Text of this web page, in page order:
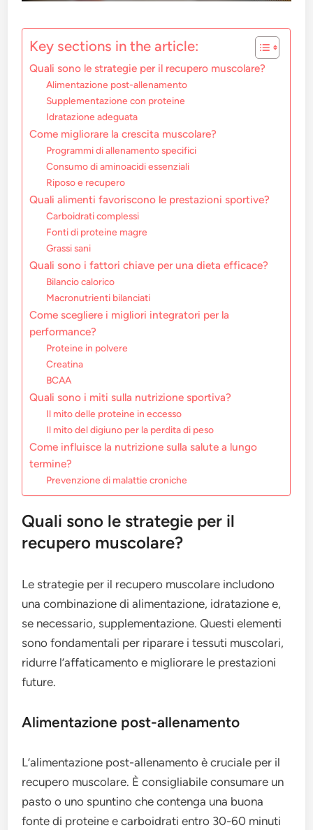
Key sections in the article:
Quali sono le strategie per il recupero muscolare?
Alimentazione post-allenamento
Supplementazione con proteine
Idratazione adeguata
Come migliorare la crescita muscolare?
Programmi di allenamento specifici
Consumo di aminoacidi essenziali
Riposo e recupero
Quali alimenti favoriscono le prestazioni sportive?
Carboidrati complessi
Fonti di proteine magre
Grassi sani
Quali sono i fattori chiave per una dieta efficace?
Bilancio calorico
Macronutrienti bilanciati
Come scegliere i migliori integratori per la
performance?
Proteine in polvere
Creatina
BCAA
Quali sono i miti sulla nutrizione sportiva?
Il mito delle proteine in eccesso
Il mito del digiuno per la perdita di peso
Come influisce la nutrizione sulla salute a lungo
termine?
Prevenzione di malattie croniche
Quali sono le strategie per il
recupero muscolare?
Le strategie per il recupero muscolare includono
una combinazione di alimentazione, idratazione e,
se necessario, supplementazione. Questi elementi
sono fondamentali per riparare i tessuti muscolari,
ridurre l’affaticamento e migliorare le prestazioni
future.
Alimentazione post-allenamento
L’alimentazione post-allenamento è cruciale per il
recupero muscolare. È consigliabile consumare un
pasto o uno spuntino che contenga una buona
fonte di proteine e carboidrati entro 30-60 minuti